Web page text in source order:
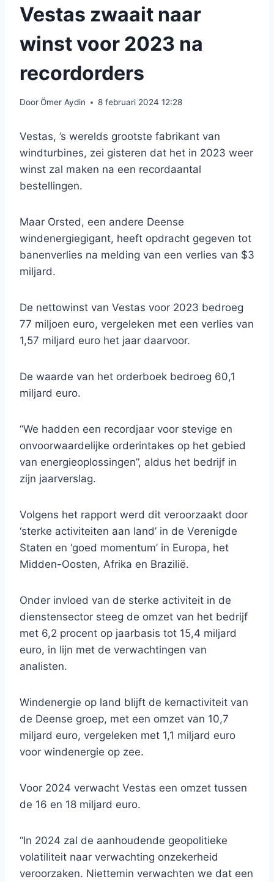
Vestas zwaait naar
winst voor 2023 na
recordorders
DoorÖmer Aydin 8 februari 2024 12:28
Vestas, ’s werelds grootste fabrikant van
windturbines, zei gisteren dat het in 2023 weer
winst zal maken na een recordaantal
bestellingen.
Maar Orsted, een andere Deense
windenergiegigant, heeft opdracht gegeven tot
banenverlies na melding van een verlies van $3
miljard.
De nettowinst van Vestas voor 2023 bedroeg
77 miljoen euro, vergeleken met een verlies van
1,57 miljard euro het jaar daarvoor.
De waarde van het orderboek bedroeg 60,1
miljard euro.
“We hadden een recordjaar voor stevige en
onvoorwaardelijke orderintakes op het gebied
van energieoplossingen”, aldus het bedrijf in
zijn jaarverslag.
Volgens het rapport werd dit veroorzaakt door
‘sterke activiteiten aan land’ in de Verenigde
Staten en ‘goed momentum’ in Europa, het
Midden-Oosten, Afrika en Brazilië.
Onder invloed van de sterke activiteit in de
dienstensector steeg de omzet van het bedrijf
met 6,2 procent op jaarbasis tot 15,4 miljard
euro, in lijn met de verwachtingen van
analisten.
Windenergie op land blijft de kernactiviteit van
de Deense groep, met een omzet van 10,7
miljard euro, vergeleken met 1,1 miljard euro
voor windenergie op zee.
Voor 2024 verwacht Vestas een omzet tussen
de 16 en 18 miljard euro.
“In 2024 zal de aanhoudende geopolitieke
volatiliteit naar verwachting onzekerheid
veroorzaken. Niettemin verwachten we dat een